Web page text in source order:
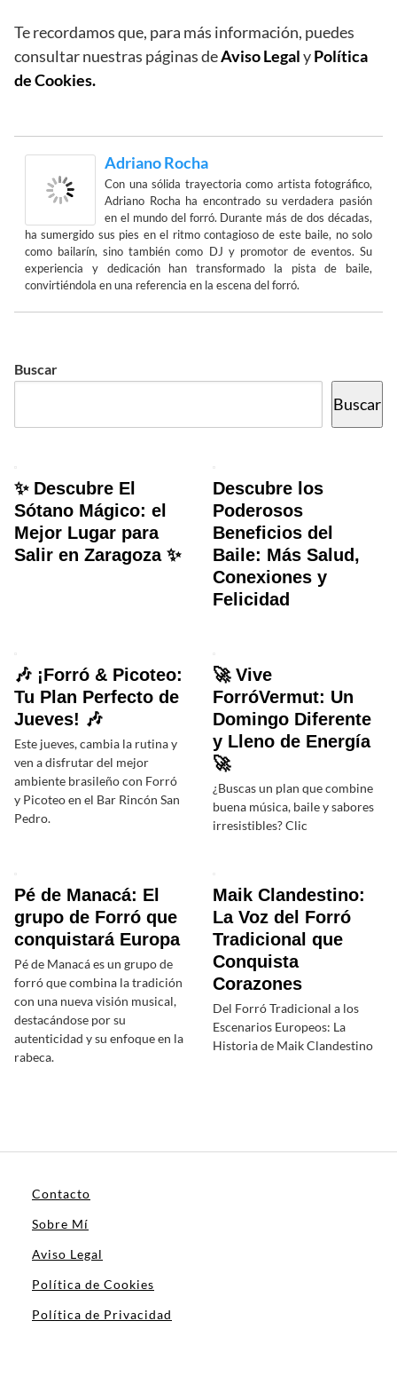
Te recordamos que, para más información, puedes
consultar nuestras páginas deAviso LegalyPolítica
de Cookies.
Adriano Rocha
Con una sólida trayectoria como artista fotográfico,
Adriano Rocha ha encontrado su verdadera pasión
en el mundo del forró. Durante más de dos décadas,
ha sumergido sus pies en el ritmo contagioso de este baile, no solo
como bailarín, sino también como DJ y promotor de eventos. Su
experiencia y dedicación han transformado la pista de baile,
convirtiéndola en una referencia en la escena del forró.
Buscar
Buscar
✨ Descubre El
Sótano Mágico: el
Mejor Lugar para
Salir en Zaragoza ✨
Descubre los
Poderosos
Beneficios del
Baile: Más Salud,
Conexiones y
Felicidad
🎶 ¡Forró & Picoteo:
Tu Plan Perfecto de
Jueves! 🎶
Este jueves, cambia la rutina y
ven a disfrutar del mejor
ambiente brasileño con Forró
y Picoteo en el Bar Rincón San
Pedro.
🚀 Vive
ForróVermut: Un
Domingo Diferente
y Lleno de Energía
🚀
¿Buscas un plan que combine
buena música, baile y sabores
irresistibles? Clic
Pé de Manacá: El
grupo de Forró que
conquistará Europa
Pé de Manacá es un grupo de
forró que combina la tradición
con una nueva visión musical,
destacándose por su
autenticidad y su enfoque en la
rabeca.
Maik Clandestino:
La Voz del Forró
Tradicional que
Conquista
Corazones
Del Forró Tradicional a los
Escenarios Europeos: La
Historia de Maik Clandestino
Contacto
Sobre Mí
Aviso Legal
Política de Cookies
Política de Privacidad